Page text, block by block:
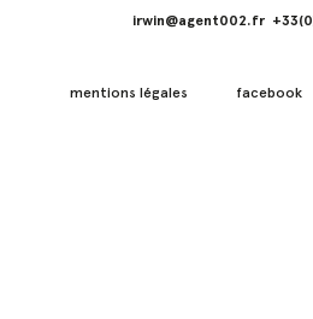
irwin@agent002.fr
mentions légales facebook